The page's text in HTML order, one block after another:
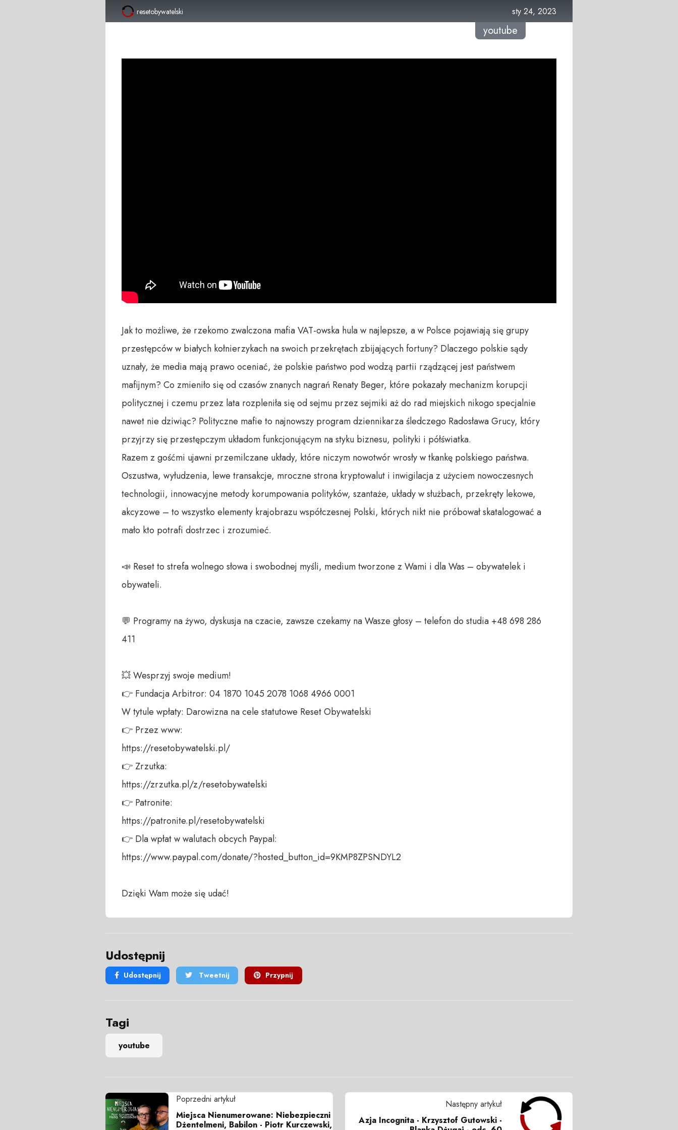
resetobywatelski sty 24, 2023
youtube
Jak to możliwe, że rzekomo zwalczona mafia VAT-owska hula w najlepsze, a w Polsce pojawiają się grupy
przestępców w białych kołnierzykach na swoich przekrętach zbijających fortuny? Dlaczego polskie sądy
uznały, że media mają prawo oceniać, że polskie państwo pod wodzą partii rządzącej jest państwem
mafijnym? Co zmieniło się od czasów znanych nagrań Renaty Beger, które pokazały mechanizm korupcji
politycznej i czemu przez lata rozpleniła się od sejmu przez sejmiki aż do rad miejskich nikogo specjalnie
nawet nie dziwiąc? Polityczne mafie to najnowszy program dziennikarza śledczego Radosława Grucy, który
przyjrzy się przestępczym układom funkcjonującym na styku biznesu, polityki i półświatka.
Razem z gośćmi ujawni przemilczane układy, które niczym nowotwór wrosły w tkankę polskiego państwa.
Oszustwa, wyłudzenia, lewe transakcje, mroczne strona kryptowalut i inwigilacja z użyciem nowoczesnych
technologii, innowacyjne metody korumpowania polityków, szantaże, układy w służbach, przekręty lekowe,
akcyzowe – to wszystko elementy krajobrazu współczesnej Polski, których nikt nie próbował skatalogować a
mało kto potrafi dostrzec i zrozumieć.
📣 Reset to strefa wolnego słowa i swobodnej myśli, medium tworzone z Wami i dla Was – obywatelek i
obywateli.
💬 Programy na żywo, dyskusja na czacie, zawsze czekamy na Wasze głosy – telefon do studia +48 698 286
411
💥 Wesprzyj swoje medium!
👉 Fundacja Arbitror: 04 1870 1045 2078 1068 4966 0001
W tytule wpłaty: Darowizna na cele statutowe Reset Obywatelski
👉 Przez www:
https://resetobywatelski.pl/
👉 Zrzutka:
https://zrzutka.pl/z/resetobywatelski
👉 Patronite:
https://patronite.pl/resetobywatelski
👉 Dla wpłat w walutach obcych Paypal:
https://www.paypal.com/donate/?hosted_button_id=9KMP8ZPSNDYL2
Dzięki Wam może się udać!
Udostępnij
Udostępnij Tweetnij Przypnij
Tagi
youtube
Poprzedni artykuł
Miejsca Nienumerowane: Niebezpieczni
Dżentelmeni, Babilon - Piotr Kurczewski,
Następny artykuł
Azja Incognita - Krzysztof Gutowski -